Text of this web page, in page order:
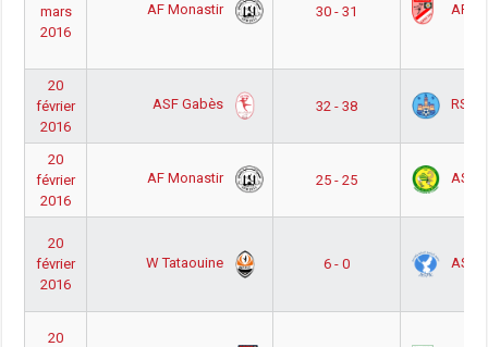
mars
2016
AF Monastir 30 - 31 AF
20
février
2016
ASF Gabès 32 - 38 RS
20
février
2016
AF Monastir 25 - 25 AS
20
février
2016
W Tataouine 6 - 0 ASF
20